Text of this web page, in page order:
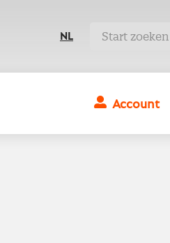
NL
Account